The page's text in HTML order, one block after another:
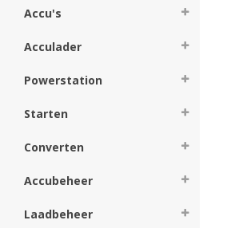
Accu's
Acculader
Powerstation
Starten
Converten
Accubeheer
Laadbeheer